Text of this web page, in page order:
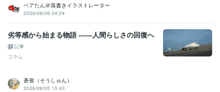
ベアたん＠落書きイラストレーター
2026/08/06 04:24
劣等感から始まる物語 ――人間らしさの回復へ
記事
コラム
蒼俊（そうしゅん）
2026/08/05 15:43